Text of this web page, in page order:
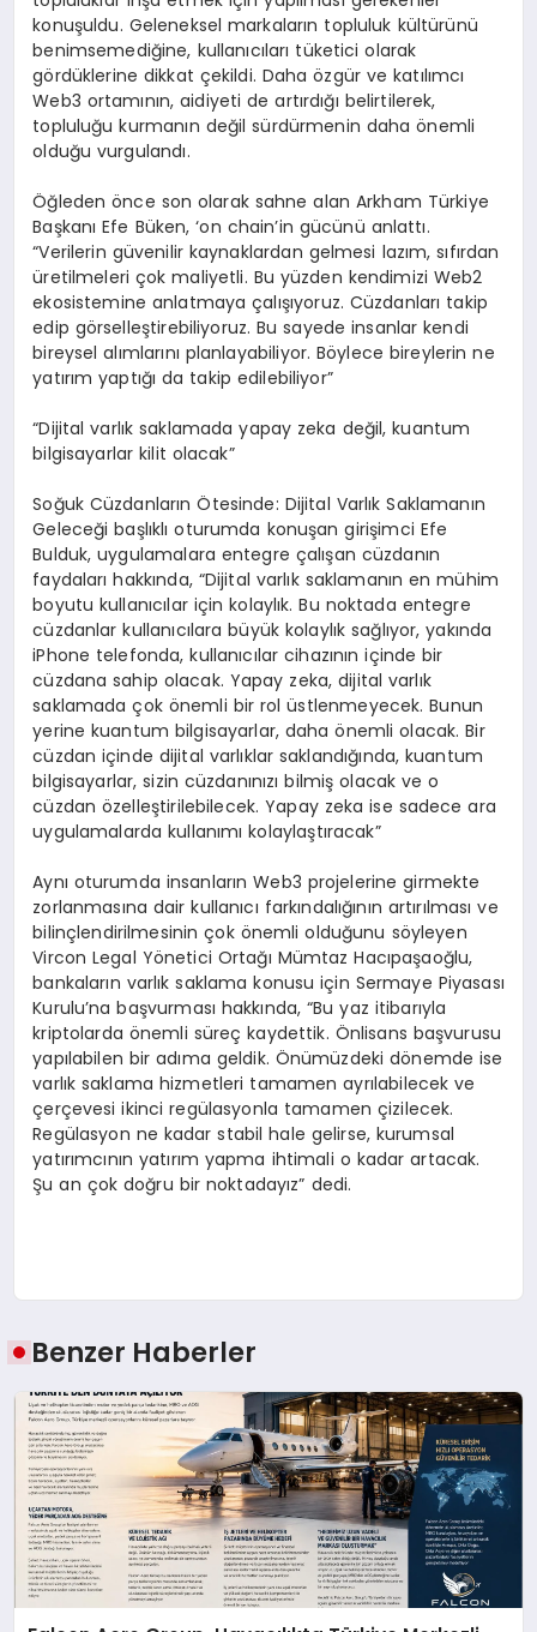
konuşuldu. Geleneksel markaların topluluk kültürünü
benimsemediğine, kullanıcıları tüketici olarak
gördüklerine dikkat çekildi. Daha özgür ve katılımcı
Web3 ortamının, aidiyeti de artırdığı belirtilerek,
topluluğu kurmanın değil sürdürmenin daha önemli
olduğu vurgulandı.
Öğleden önce son olarak sahne alan Arkham Türkiye
Başkanı Efe Büken, ‘on chain’in gücünü anlattı.
“Verilerin güvenilir kaynaklardan gelmesi lazım, sıfırdan
üretilmeleri çok maliyetli. Bu yüzden kendimizi Web2
ekosistemine anlatmaya çalışıyoruz. Cüzdanları takip
edip görselleştirebiliyoruz. Bu sayede insanlar kendi
bireysel alımlarını planlayabiliyor. Böylece bireylerin ne
yatırım yaptığı da takip edilebiliyor”
“Dijital varlık saklamada yapay zeka değil, kuantum
bilgisayarlar kilit olacak”
Soğuk Cüzdanların Ötesinde: Dijital Varlık Saklamanın
Geleceği başlıklı oturumda konuşan girişimci Efe
Bulduk, uygulamalara entegre çalışan cüzdanın
faydaları hakkında, “Dijital varlık saklamanın en mühim
boyutu kullanıcılar için kolaylık. Bu noktada entegre
cüzdanlar kullanıcılara büyük kolaylık sağlıyor, yakında
iPhone telefonda, kullanıcılar cihazının içinde bir
cüzdana sahip olacak. Yapay zeka, dijital varlık
saklamada çok önemli bir rol üstlenmeyecek. Bunun
yerine kuantum bilgisayarlar, daha önemli olacak. Bir
cüzdan içinde dijital varlıklar saklandığında, kuantum
bilgisayarlar, sizin cüzdanınızı bilmiş olacak ve o
cüzdan özelleştirilebilecek. Yapay zeka ise sadece ara
uygulamalarda kullanımı kolaylaştıracak”
Aynı oturumda insanların Web3 projelerine girmekte
zorlanmasına dair kullanıcı farkındalığının artırılması ve
bilinçlendirilmesinin çok önemli olduğunu söyleyen
Vircon Legal Yönetici Ortağı Mümtaz Hacıpaşaoğlu,
bankaların varlık saklama konusu için Sermaye Piyasası
Kurulu’na başvurması hakkında, “Bu yaz itibarıyla
kriptolarda önemli süreç kaydettik. Önlisans başvurusu
yapılabilen bir adıma geldik. Önümüzdeki dönemde ise
varlık saklama hizmetleri tamamen ayrılabilecek ve
çerçevesi ikinci regülasyonla tamamen çizilecek.
Regülasyon ne kadar stabil hale gelirse, kurumsal
yatırımcının yatırım yapma ihtimali o kadar artacak.
Şu an çok doğru bir noktadayız” dedi.
Benzer Haberler